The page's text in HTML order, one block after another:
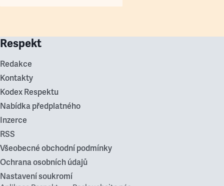
Respekt
Redakce
Kontakty
Kodex Respektu
Nabídka předplatného
Inzerce
RSS
Všeobecné obchodní podmínky
Ochrana osobních údajů
Nastavení soukromí